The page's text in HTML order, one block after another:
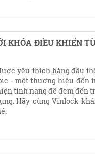
KHÓA ĐIỀU KHIỂN
yêu thích hàng đầu
- một thương hiệu đến
tính năng để đem đến
Hãy cùng Vinlock